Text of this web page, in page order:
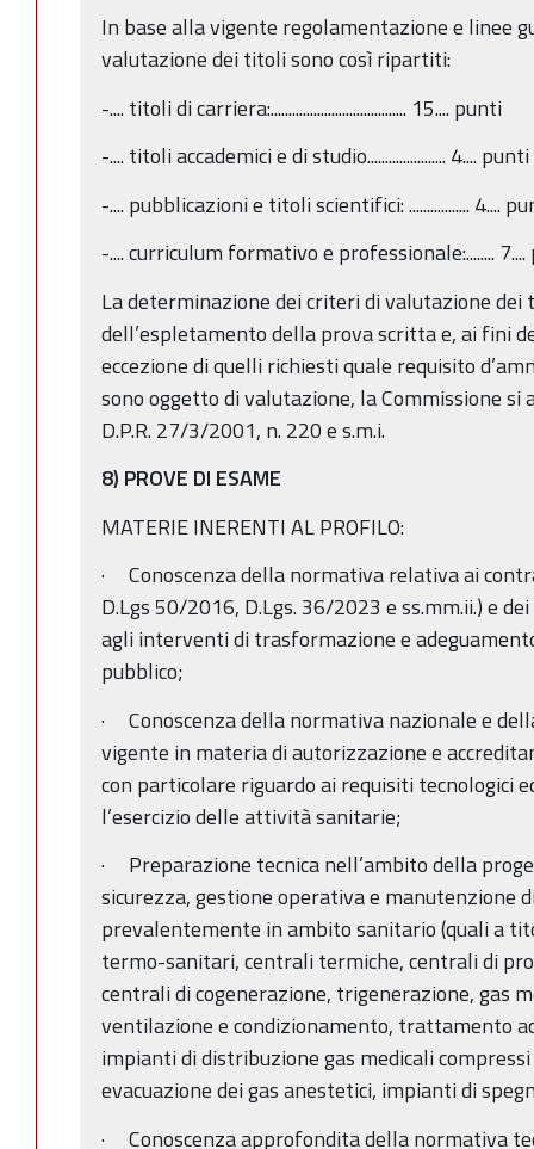
In base alla vigente regolamentazione e linee
valutazione dei titoli sono così ripartiti:
-.... titoli di carriera:...................................... 15.... punti
-.... titoli accademici e di studio...................... 4.... punti
-.... pubblicazioni e titoli scientifici: ................. 4....
-.... curriculum formativo e professionale:........
La determinazione dei criteri di valutazione
dell’espletamento della prova scritta e, ai fini
eccezione di quelli richiesti quale requisito
sono oggetto di valutazione, la Commissione
D.P.R. 27/3/2001, n. 220 e s.m.i.
8) PROVE DI ESAME
MATERIE INERENTI AL PROFILO:
· Conoscenza della normativa relativa ai
D.Lgs 50/2016, D.Lgs. 36/2023 e ss.mm.ii.) e
agli interventi di trasformazione e
pubblico;
· Conoscenza della normativa nazionale e
vigente in materia di autorizzazione e
con particolare riguardo ai requisiti tecnologici
l’esercizio delle attività sanitarie;
· Preparazione tecnica nell’ambito della
sicurezza, gestione operativa e manutenzione
prevalentemente in ambito sanitario (quali a
termo-sanitari, centrali termiche, centrali di
centrali di cogenerazione, trigenerazione, gas
ventilazione e condizionamento, trattamento
impianti di distribuzione gas medicali
evacuazione dei gas anestetici, impianti di
· Conoscenza approfondita della normativa